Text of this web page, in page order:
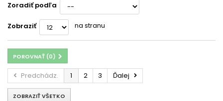
Zoradiť podľa
Zobraziť na stranu
POROVNAŤ (0)
Predchádz. 1 2 3 Ďalej
ZOBRAZIŤ VŠETKO